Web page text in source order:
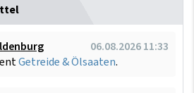
06.08.2026 11:33
Getreide & Ölsaaten.